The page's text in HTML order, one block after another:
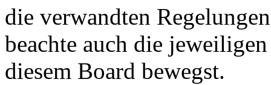
die verwandten
beachte auch die
diesem Board bewegst.